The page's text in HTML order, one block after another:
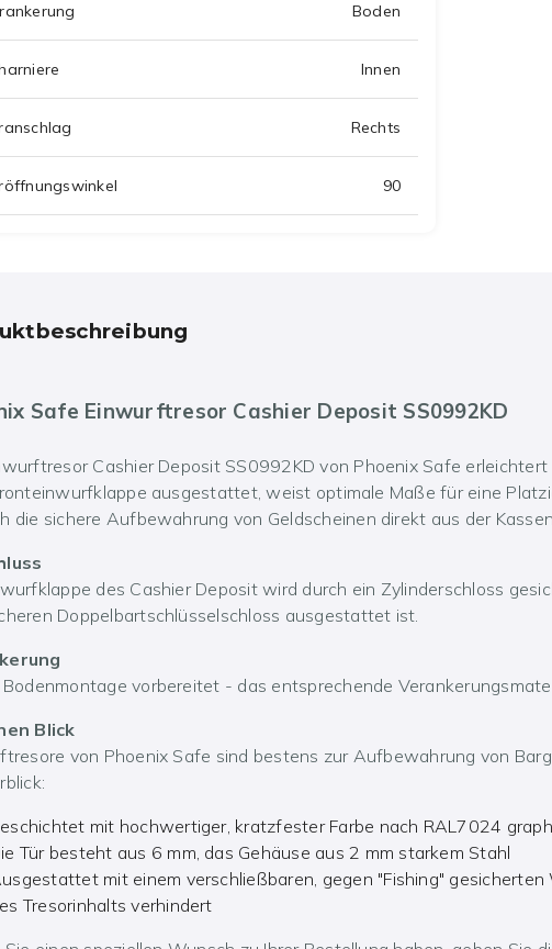
Boden
Innen
Rechts
90
Safe Einwurftresor Cashier Deposit SS0992KD
Cashier Deposit SS0992KD von Phoenix Safe
ausgestattet, weist optimale Maße für eine
die sichere Aufbewahrung von Geldscheinen direkt aus der
des Cashier Deposit wird durch ein Zylinderschloss
Doppelbartschlüsselschloss ausgestattet ist.
Bodenmontage vorbereitet - das entsprechende
Blick
von Phoenix Safe sind bestens zur Aufbewahrung von
mit hochwertiger, kratzfester Farbe nach RAL7024
Tür besteht aus 6 mm, das Gehäuse aus 2 mm starkem Stahl
mit einem verschließbaren, gegen "Fishing"
Tresorinhalts verhindert